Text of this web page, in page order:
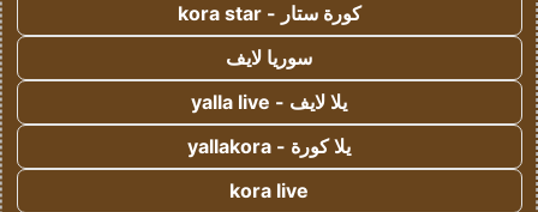
كورة ستار - kora star
سوريا لايف
يلا لايف - yalla live
يلا كورة - yallakora
kora live